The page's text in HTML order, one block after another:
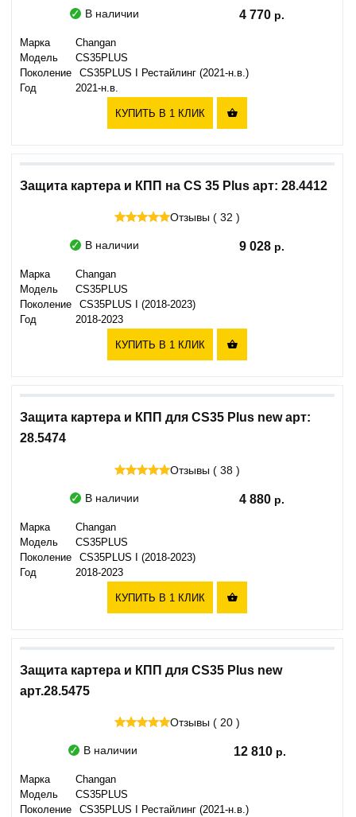
В наличии 4 770
Марка
Changan
Модель
CS35PLUS
Поколение
CS35PLUS I Рестайлинг (2021-н.в.)
Год
2021-н.в.
КУПИТЬ В 1 КЛИК 
Защита картера и КПП на CS 35 Plus арт: 28.4412
Отзывы ( 32 )
В наличии 9 028
Марка
Changan
Модель
CS35PLUS
Поколение
CS35PLUS I (2018-2023)
Год
2018-2023
КУПИТЬ В 1 КЛИК 
Защита картера и КПП для CS35 Plus new арт:
28.5474
Отзывы ( 38 )
В наличии 4 880
Марка
Changan
Модель
CS35PLUS
Поколение
CS35PLUS I (2018-2023)
Год
2018-2023
КУПИТЬ В 1 КЛИК 
Защита картера и КПП для CS35 Plus new
арт.28.5475
Отзывы ( 20 )
В наличии 12 810
Марка
Changan
Модель
CS35PLUS
Поколение
CS35PLUS I Рестайлинг (2021-н.в.)